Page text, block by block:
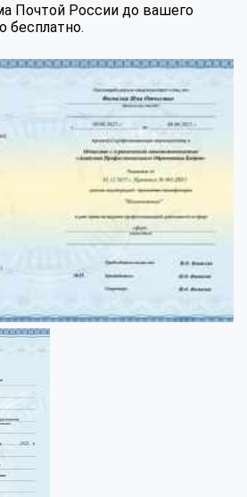
Почтой России до вашего
бесплатно.